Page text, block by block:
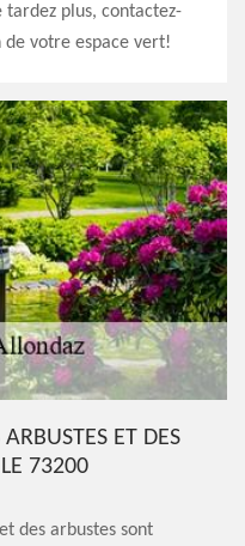
plus, contactez-
de votre espace vert!
ET DES
73200
des arbustes sont